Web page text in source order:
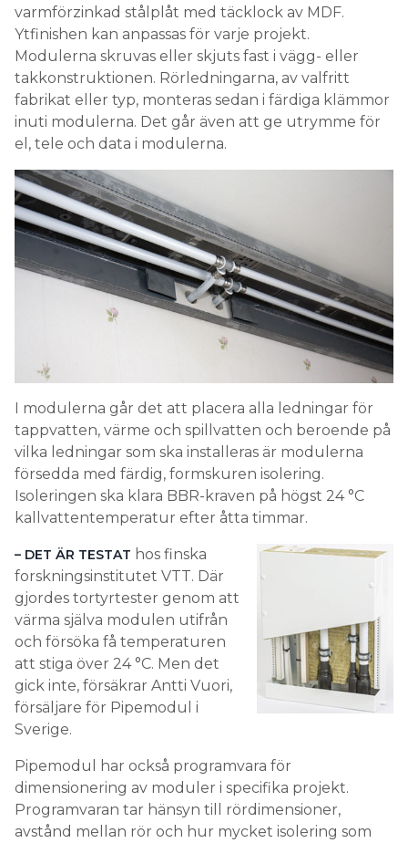
varmförzinkad stålplåt med täcklock av MDF.
Ytfinishen kan anpassas för varje projekt.
Modulerna skruvas eller skjuts fast i vägg- eller
takkonstruktionen. Rörledningarna, av valfritt
fabrikat eller typ, monteras sedan i färdiga klämmor
inuti modulerna. Det går även att ge utrymme för
el, tele och data i modulerna.
I modulerna går det att placera alla ledningar för
tappvatten, värme och spillvatten och beroende på
vilka ledningar som ska installeras är modulerna
försedda med färdig, formskuren isolering.
Isoleringen ska klara BBR-kraven på högst 24 °C
kallvattentemperatur efter åtta timmar.
– DET ÄR TESTAT hos finska
forskningsinstitutet VTT. Där
gjordes tortyrtester genom att
värma själva modulen utifrån
och försöka få temperaturen
att stiga över 24 °C. Men det
gick inte, försäkrar Antti Vuori,
försäljare för Pipemodul i
Sverige.
Pipemodul har också programvara för
dimensionering av moduler i specifika projekt.
Programvaran tar hänsyn till rördimensioner,
avstånd mellan rör och hur mycket isolering som